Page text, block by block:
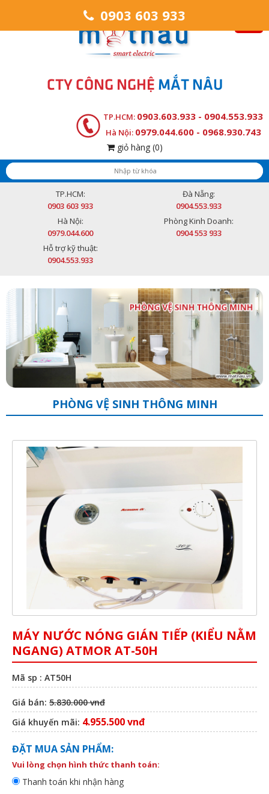
CTY CÔNG NGHỆ MẮT NÂU
TP.HCM: 0903.603.933 - 0904.553.933
Hà Nội: 0979.044.600 - 0968.930.743
giỏ hàng (0)
TP.HCM:
0903 603 933
Đà Nẵng:
0904.553.933
Hà Nội:
0979.044.600
Phòng Kinh Doanh:
0904 553 933
Hỗ trợ kỹ thuật:
0904.553.933
PHÒNG VỆ SINH THÔNG MINH
MÁY NƯỚC NÓNG GIÁN TIẾP (KIỂU NẰM
NGANG) ATMOR AT-50H
Mã sp : AT50H
Giá bán: 5.830.000 vnđ
Giá khuyến mãi: 4.955.500 vnđ
ĐẶT MUA SẢN PHẨM:
Vui lòng chọn hình thức thanh toán:
Thanh toán khi nhận hàng
0903 603 933